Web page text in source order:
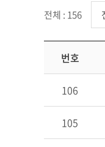
전체 : 156
번호
106
105